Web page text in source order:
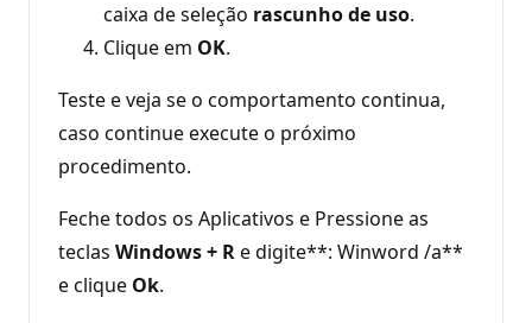
caixa de seleção rascunho de uso.
Clique em OK.
Teste e veja se o comportamento continua,
caso continue execute o próximo
procedimento.
Feche todos os Aplicativos e Pressione as
teclas Windows + Re digite**: Winword /a**
e clique Ok.